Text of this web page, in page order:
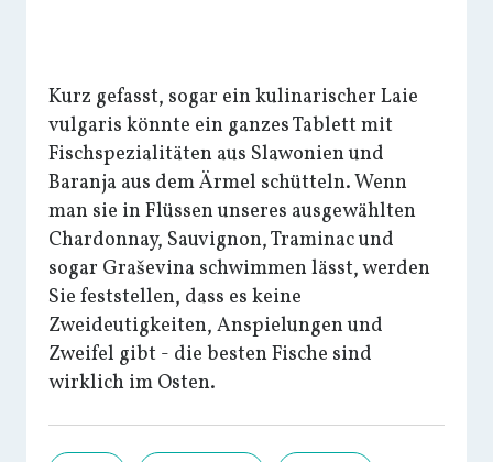
Kurz gefasst, sogar ein kulinarischer Laie
vulgaris könnte ein ganzes Tablett mit
Fischspezialitäten aus Slawonien und
Baranja aus dem Ärmel schütteln. Wenn
man sie in Flüssen unseres ausgewählten
Chardonnay, Sauvignon, Traminac und
sogar Graševina schwimmen lässt, werden
Sie feststellen, dass es keine
Zweideutigkeiten, Anspielungen und
Zweifel gibt - die besten Fische sind
wirklich im Osten.